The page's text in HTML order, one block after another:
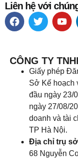
Liên hệ với
CÔNG TY
Giấy phép
Sở Kế hoạch
đầu ngày 23/
ngày 27/08/
doanh và tài
TP Hà Nội.
Địa chỉ trụ
68 Nguyễn